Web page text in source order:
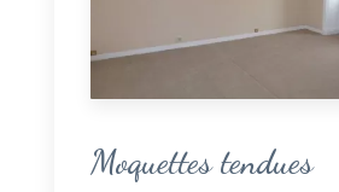
Moquettes tendues